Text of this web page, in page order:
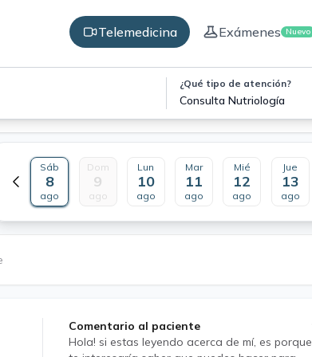
Telemedicina Exámenes Nuevo
¿Qué tipo de atención?
Consulta Nutriología
Sáb
8
ago
Dom
9
ago
Lun
10
ago
Mar
11
ago
Mié
12
ago
Jue
13
ago
Comentario al paciente
Hola! si estas leyendo acerca de mí, es porque